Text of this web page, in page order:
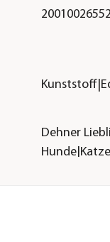
20010026552
Dehner